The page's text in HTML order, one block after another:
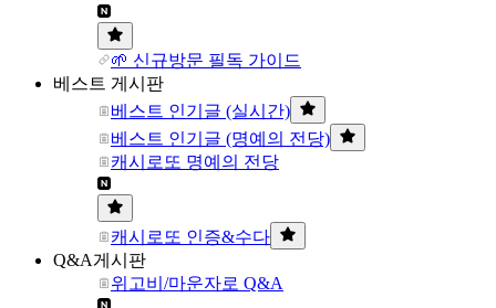
🌱 신규방문 필독 가이드
베스트 게시판
베스트 인기글 (실시간)
베스트 인기글 (명예의 전당)
캐시로또 명예의 전당
캐시로또 인증&수다
Q&A게시판
위고비/마운자로 Q&A